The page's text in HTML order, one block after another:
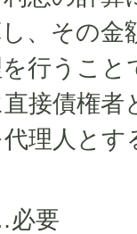
、その金
行うこ
接債権者
理人と
必要